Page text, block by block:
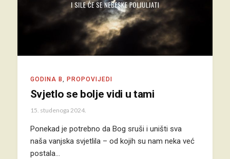
GODINA B, PROPOVIJEDI
Svjetlo se bolje vidi u tami
15. studenoga 2024.
Ponekad je potrebno da Bog sruši i uništi sva
naša vanjska svjetlila – od kojih su nam neka već
postala…